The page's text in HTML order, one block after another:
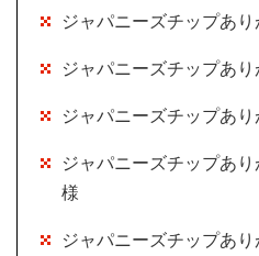
ジャパニーズチップあ
ジャパニーズチップあ
ジャパニーズチップあ
ジャパニーズチップあ
様
ジャパニーズチップあ